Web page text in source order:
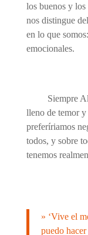
los buenos y
nos distingue
en lo que
emocionales.
Siempre
lleno de temor y
preferíriamos
todos, y sobre
tenemos
» ‘Vive el
puedo